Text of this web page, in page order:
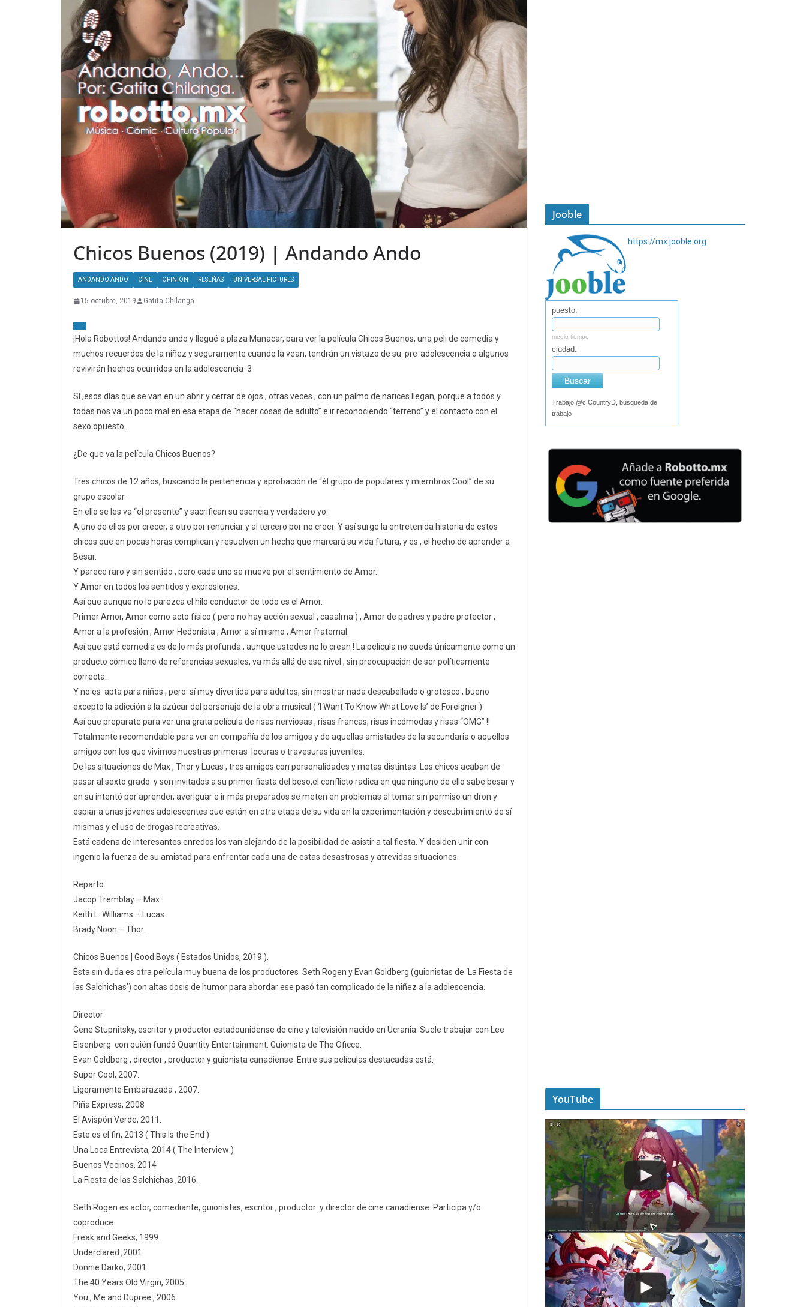
Chicos Buenos (2019) | Andando Ando
ANDANDO ANDO CINE OPINIÓN RESEÑAS UNIVERSAL PICTURES
15 octubre, 2019 Gatita Chilanga
¡Hola Robottos! Andando ando y llegué a plaza Manacar, para ver la película Chicos Buenos, una peli de comedia y
muchos recuerdos de la niñez y seguramente cuando la vean, tendrán un vistazo de su pre-adolescencia o algunos
revivirán hechos ocurridos en la adolescencia :3
Sí ,esos días que se van en un abrir y cerrar de ojos , otras veces , con un palmo de narices llegan, porque a todos y
todas nos va un poco mal en esa etapa de “hacer cosas de adulto” e ir reconociendo “terreno” y el contacto con el
sexo opuesto.
¿De que va la película Chicos Buenos?
Tres chicos de 12 años, buscando la pertenencia y aprobación de “él grupo de populares y miembros Cool” de su
grupo escolar.
En ello se les va “el presente” y sacrifican su esencia y verdadero yo:
A uno de ellos por crecer, a otro por renunciar y al tercero por no creer. Y así surge la entretenida historia de estos
chicos que en pocas horas complican y resuelven un hecho que marcará su vida futura, y es , el hecho de aprender a
Besar.
Y parece raro y sin sentido , pero cada uno se mueve por el sentimiento de Amor.
Y Amor en todos los sentidos y expresiones.
Así que aunque no lo parezca el hilo conductor de todo es el Amor.
Primer Amor, Amor como acto físico ( pero no hay acción sexual , caaalma ) , Amor de padres y padre protector ,
Amor a la profesión , Amor Hedonista , Amor a sí mismo , Amor fraternal.
Así que está comedia es de lo más profunda , aunque ustedes no lo crean ! La película no queda únicamente como un
producto cómico lleno de referencias sexuales, va más allá de ese nivel , sin preocupación de ser políticamente
correcta.
Y no es apta para niños , pero sí muy divertida para adultos, sin mostrar nada descabellado o grotesco , bueno
excepto la adicción a la azúcar del personaje de la obra musical ( ‘I Want To Know What Love Is’ de Foreigner )
Así que preparate para ver una grata película de risas nerviosas , risas francas, risas incómodas y risas “OMG” !!
Totalmente recomendable para ver en compañía de los amigos y de aquellas amistades de la secundaria o aquellos
amigos con los que vivimos nuestras primeras locuras o travesuras juveniles.
De las situaciones de Max , Thor y Lucas , tres amigos con personalidades y metas distintas. Los chicos acaban de
pasar al sexto grado y son invitados a su primer fiesta del beso,el conflicto radica en que ninguno de ello sabe besar y
en su intentó por aprender, averiguar e ir más preparados se meten en problemas al tomar sin permiso un dron y
espiar a unas jóvenes adolescentes que están en otra etapa de su vida en la experimentación y descubrimiento de sí
mismas y el uso de drogas recreativas.
Está cadena de interesantes enredos los van alejando de la posibilidad de asistir a tal fiesta. Y desiden unir con
ingenio la fuerza de su amistad para enfrentar cada una de estas desastrosas y atrevidas situaciones.
Reparto:
Jacop Tremblay – Max.
Keith L. Williams – Lucas.
Brady Noon – Thor.
Chicos Buenos | Good Boys ( Estados Unidos, 2019 ).
Ésta sin duda es otra película muy buena de los productores Seth Rogen y Evan Goldberg (guionistas de ‘La Fiesta de
las Salchichas’) con altas dosis de humor para abordar ese pasó tan complicado de la niñez a la adolescencia.
Director:
Gene Stupnitsky, escritor y productor estadounidense de cine y televisión nacido en Ucrania. Suele trabajar con Lee
Eisenberg con quién fundó Quantity Entertainment. Guionista de The Oficce.
Evan Goldberg , director , productor y guionista canadiense. Entre sus películas destacadas está:
Super Cool, 2007.
Ligeramente Embarazada , 2007.
Piña Express, 2008
El Avispón Verde, 2011.
Este es el fin, 2013 ( This Is the End )
Una Loca Entrevista, 2014 ( The Interview )
Buenos Vecinos, 2014
La Fiesta de las Salchichas ,2016.
Seth Rogen es actor, comediante, guionistas, escritor , productor y director de cine canadiense. Participa y/o
coproduce:
Freak and Geeks, 1999.
Underclared ,2001.
Donnie Darko, 2001.
The 40 Years Old Virgin, 2005.
You , Me and Dupree , 2006.
Jooble
https://mx.jooble.org
puesto:
medio tiempo
ciudad:
Buscar
Trabajo @c:CountryD, búsqueda de
trabajo
YouTube